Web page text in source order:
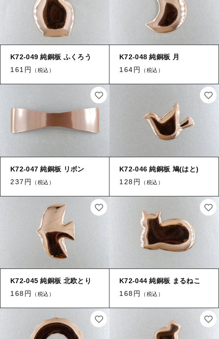
K72-049 純銅板 ふくろう
161円
（税込）
K72-048 純銅板 月
164円
（税込）
K72-047 純銅板 リボン
237円
（税込）
K72-046 純銅板 鳩(はと)
128円
（税込）
K72-045 純銅板 北欧とり
168円
（税込）
K72-044 純銅板 まるねこ
168円
（税込）